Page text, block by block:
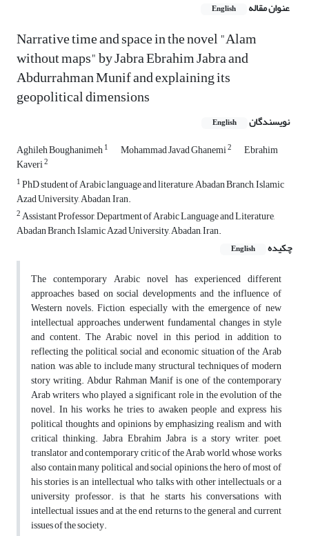
عنوان مقاله English
Narrative time and space in the novel "Alam
without maps" by Jabra Ebrahim Jabra and
Abdurrahman Munif and explaining its
geopolitical dimensions
نویسندگان English
Aghileh Boughanimeh1 Mohammad Javad Ghanemi2 Ebrahim
Kaveri2
1PhD student of Arabic language and literature, Abadan Branch, Islamic
Azad University, Abadan, Iran.
2Assistant Professor, Department of Arabic Language and Literature,
Abadan Branch, Islamic Azad University, Abadan, Iran.
چکیده
English
The contemporary Arabic novel has experienced different
approaches based on social developments and the influence of
Western novels. Fiction, especially with the emergence of new
intellectual approaches, underwent fundamental changes in style
and content. The Arabic novel in this period, in addition to
reflecting the political, social and economic situation of the Arab
nation, was able to include many structural techniques of modern
story writing. Abdur Rahman Manif is one of the contemporary
Arab writers who played a significant role in the evolution of the
novel. In his works, he tries to awaken people and express his
political thoughts and opinions by emphasizing realism and with
critical thinking. Jabra Ebrahim Jabra is a story writer, poet,
translator and contemporary critic of the Arab world, whose works
also contain many political and social opinions, the hero of most of
his stories is an intellectual who talks with other intellectuals or a
university professor. is that he starts his conversations with
intellectual issues and at the end returns to the general and current
issues of the society.